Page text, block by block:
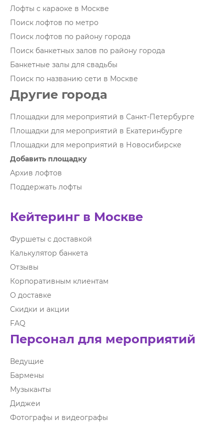
Лофты с караоке в Москве
Поиск лофтов по метро
Поиск лофтов по району города
Поиск банкетных залов по району города
Банкетные залы для свадьбы
Поиск по названию сети в Москве
Другие города
Площадки для мероприятий в Санкт-Петербурге
Площадки для мероприятий в Екатеринбурге
Площадки для мероприятий в Новосибирске
Добавить площадку
Архив лофтов
Поддержать лофты
Кейтеринг в Москве
Фуршеты с доставкой
Калькулятор банкета
Отзывы
Корпоративным клиентам
О доставке
Скидки и акции
FAQ
Персонал для мероприятий
Ведущие
Бармены
Музыканты
Диджеи
Фотографы и видеографы